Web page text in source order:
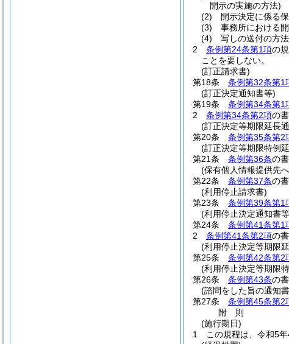
開示の実施の方法)
(2)
開示決定に係る
(3)
事務所における
(4)
写しの送付の方
2
条例第24条第1項の
ことを要しない。
(訂正請求書)
第18条
条例第32条第1
(訂正決定通知書等)
第19条
条例第34条第1
2
条例第34条第2項の
(訂正決定等期限延長
第20条
条例第35条第2
(訂正決定等期限特例
第21条
条例第36条の
(保有個人情報提供先
第22条
条例第37条の
(利用停止請求書)
第23条
条例第39条第1
(利用停止決定通知書
第24条
条例第41条第1
2
条例第41条第2項の
(利用停止決定等期限
第25条
条例第42条第2
(利用停止決定等期限
第26条
条例第43条の
(諮問をした旨の通知
第27条
条例第45条第2
附 則
(施行期日)
1
この規程は、令和5